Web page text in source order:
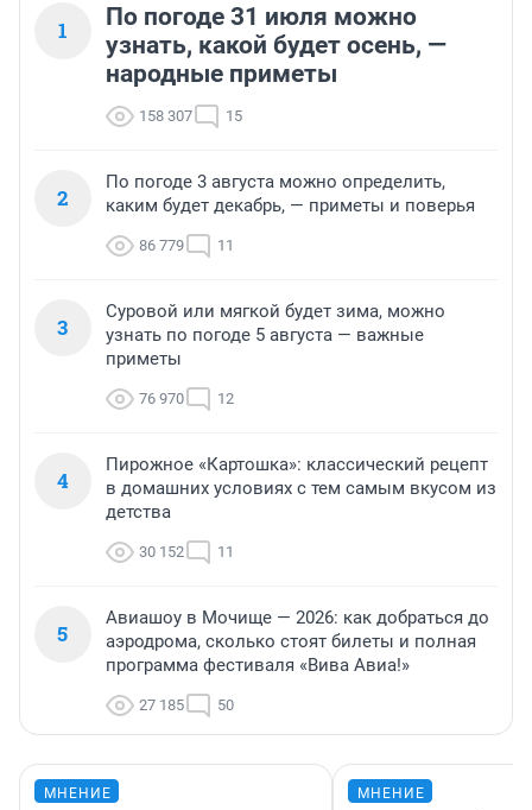
1
По погоде 31 июля можно
узнать, какой будет осень, —
народные приметы
158 307 15
2
По погоде 3 августа можно определить,
каким будет декабрь, — приметы и поверья
86 779 11
3
Суровой или мягкой будет зима, можно
узнать по погоде 5 августа — важные
приметы
76 970 12
4
Пирожное «Картошка»: классический рецепт
в домашних условиях с тем самым вкусом из
детства
30 152 11
5
Авиашоу в Мочище — 2026: как добраться до
аэродрома, сколько стоят билеты и полная
программа фестиваля «Вива Авиа!»
27 185 50
МНЕНИЕ МНЕНИЕ